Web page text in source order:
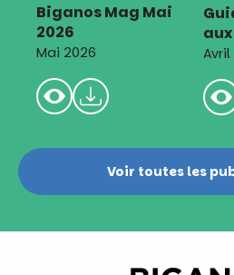
Biganos Mag Mai
2026
Mai 2026 Avril
Voir toutes les